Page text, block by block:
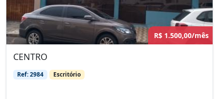
R$ 1.500,00/mês
CENTRO
Ref: 2984 Escritório